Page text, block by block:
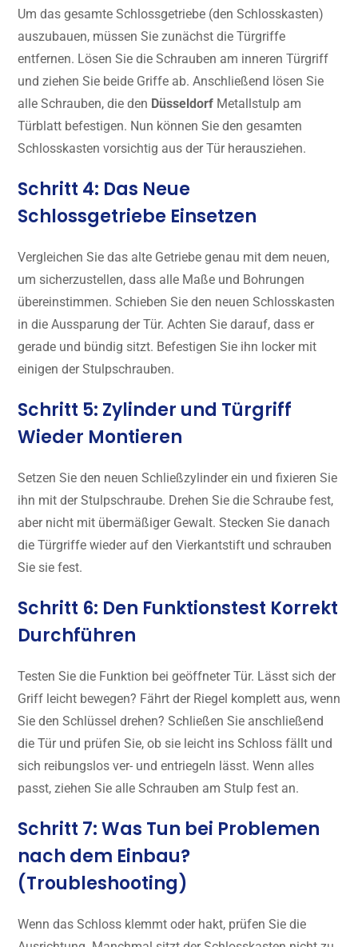
Um das gesamte Schlossgetriebe (den Schlosskasten)
auszubauen, müssen Sie zunächst die Türgriffe
entfernen. Lösen Sie die Schrauben am inneren Türgriff
und ziehen Sie beide Griffe ab. Anschließend lösen Sie
alle Schrauben, die den Düsseldorf Metallstulp am
Türblatt befestigen. Nun können Sie den gesamten
Schlosskasten vorsichtig aus der Tür herausziehen.
Schritt 4: Das Neue
Schlossgetriebe Einsetzen
Vergleichen Sie das alte Getriebe genau mit dem neuen,
um sicherzustellen, dass alle Maße und Bohrungen
übereinstimmen. Schieben Sie den neuen Schlosskasten
in die Aussparung der Tür. Achten Sie darauf, dass er
gerade und bündig sitzt. Befestigen Sie ihn locker mit
einigen der Stulpschrauben.
Schritt 5: Zylinder und Türgriff
Wieder Montieren
Setzen Sie den neuen Schließzylinder ein und fixieren Sie
ihn mit der Stulpschraube. Drehen Sie die Schraube fest,
aber nicht mit übermäßiger Gewalt. Stecken Sie danach
die Türgriffe wieder auf den Vierkantstift und schrauben
Sie sie fest.
Schritt 6: Den Funktionstest Korrekt
Durchführen
Testen Sie die Funktion bei geöffneter Tür. Lässt sich der
Griff leicht bewegen? Fährt der Riegel komplett aus, wenn
Sie den Schlüssel drehen? Schließen Sie anschließend
die Tür und prüfen Sie, ob sie leicht ins Schloss fällt und
sich reibungslos ver- und entriegeln lässt. Wenn alles
passt, ziehen Sie alle Schrauben am Stulp fest an.
Schritt 7: Was Tun bei Problemen
nach dem Einbau?
(Troubleshooting)
Wenn das Schloss klemmt oder hakt, prüfen Sie die